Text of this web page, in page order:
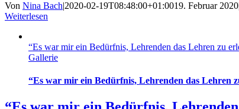
Von Nina Bach|2020-02-19T08:48:00+01:0019. Februar 2020
Weiterlesen
“Es war mir ein Bedürfnis, Lehrenden das Lehren zu
Gallerie
“Es war mir ein Bedürfnis, Lehrenden das Lehren